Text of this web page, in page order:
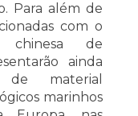
Para além de
com o
chinesa de
ainda
material
marinhos